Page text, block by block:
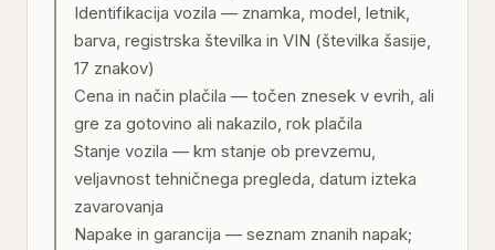
Identifikacija vozila — znamka, model, letnik,
barva, registrska številka in VIN (številka šasije,
17 znakov)
Cena in način plačila — točen znesek v evrih, ali
gre za gotovino ali nakazilo, rok plačila
Stanje vozila — km stanje ob prevzemu,
veljavnost tehničnega pregleda, datum izteka
zavarovanja
Napake in garancija — seznam znanih napak;